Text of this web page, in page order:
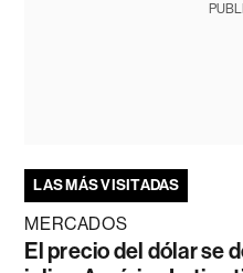
LAS MÁS VISITADAS
MERCADOS
El precio del dólar se